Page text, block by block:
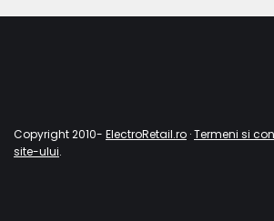
Copyright 2010- ElectroRetail.ro ·Termeni si
site-ului.